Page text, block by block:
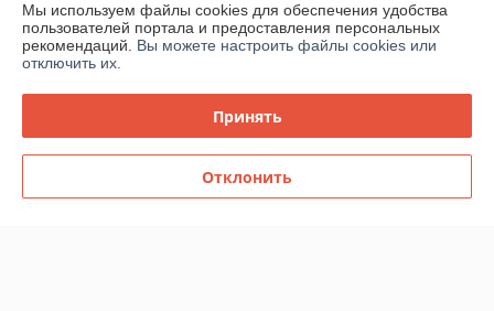
Доставка и оплата
Полная версия сайта
Политика обработки cookies
Мы используем файлы cookies для обеспечения удобства
пользователей портала и предоставления персональных
рекомендаций. Вы можете настроить файлы cookies или
отключить их.
Принять
Отклонить